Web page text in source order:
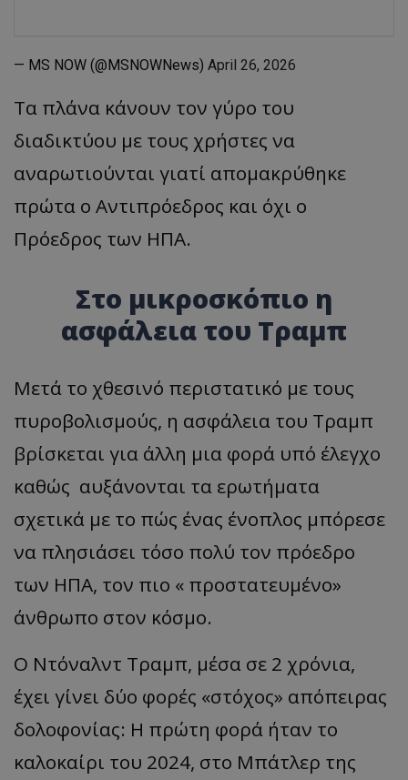
— MS NOW (@MSNOWNews) April 26, 2026
Τα πλάνα κάνουν τον γύρο του
διαδικτύου με τους χρήστες να
αναρωτιούνται γιατί απομακρύθηκε
πρώτα ο Αντιπρόεδρος και όχι ο
Πρόεδρος των ΗΠΑ.
Στο μικροσκόπιο η
ασφάλεια του Τραμπ
Μετά το χθεσινό περιστατικό με τους
πυροβολισμούς, η ασφάλεια του Τραμπ
βρίσκεται για άλλη μια φορά υπό έλεγχο
καθώς αυξάνονται τα ερωτήματα
σχετικά με το πώς ένας ένοπλος μπόρεσε
να πλησιάσει τόσο πολύ τον πρόεδρο
των ΗΠΑ, τον πιο « προστατευμένο»
άνθρωπο στον κόσμο.
Ο Ντόναλντ Τραμπ, μέσα σε 2 χρόνια,
έχει γίνει δύο φορές «στόχος» απόπειρας
δολοφονίας: Η πρώτη φορά ήταν το
καλοκαίρι του 2024, στο Μπάτλερ της